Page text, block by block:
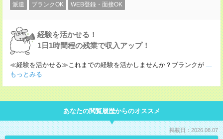
派遣 ブランクOK WEB登録・面接OK
経験を活かせる！
1日1時間程の残業で収入アップ！
≪経験を活かせる≫これまでの経験を活かしませんか？ブランクが ...
もっとみる
あなたの閲覧履歴からのオススメ
掲載日：2026.08.07